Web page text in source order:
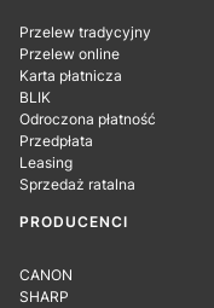
Przelew tradycyjny
Przelew online
Karta płatnicza
BLIK
Odroczona płatność
Przedpłata
Leasing
Sprzedaż ratalna
PRODUCENCI
CANON
SHARP